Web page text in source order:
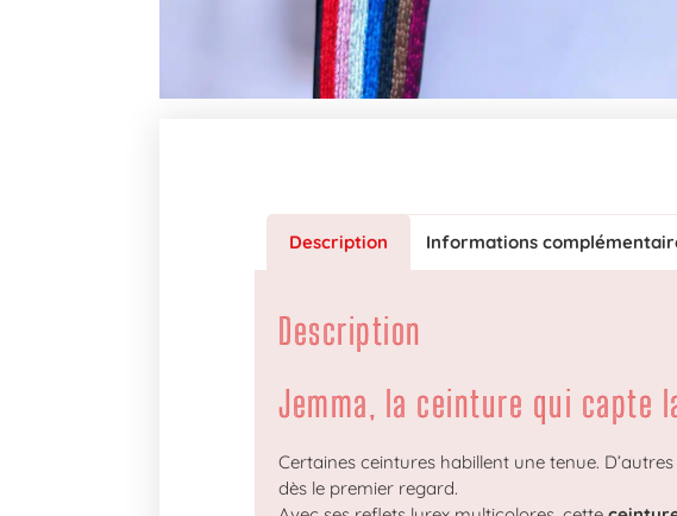
Description Informations
Description
Jemma, la ceinture qui capte
Certaines ceintures habillent une tenue.
dès le premier regard.